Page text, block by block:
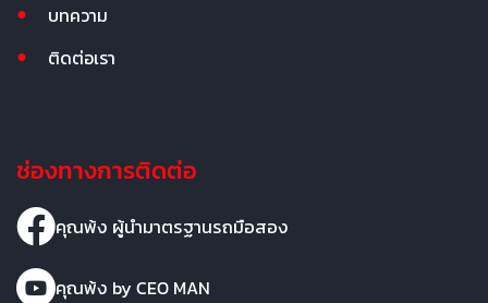
บทความ
ติดต่อเรา
ช่องทางการติดต่อ
คุณพ้ง ผู้นำมาตรฐานรถมือสอง
คุณพ้ง by CEO MAN